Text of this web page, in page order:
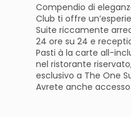
Compendio di
Club ti offre
Suite riccamente
24 ore su 24 e
Pasti à la carte all-
nel ristorante
esclusivo a The One
Avrete anche